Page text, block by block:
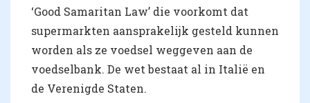
‘Good Samaritan Law’ die voorkomt dat
supermarkten aansprakelijk gesteld kunnen
worden als ze voedsel weggeven aan de
voedselbank. De wet bestaat al in Italië en
de Verenigde Staten.